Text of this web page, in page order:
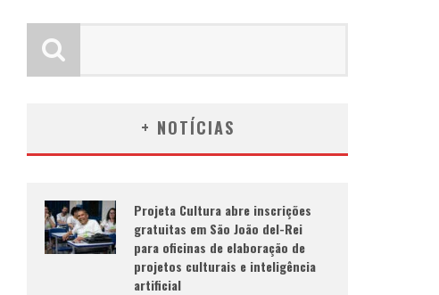
+ NOTÍCIAS
Projeta Cultura abre inscrições
gratuitas em São João del-Rei
para oficinas de elaboração de
projetos culturais e inteligência
artificial